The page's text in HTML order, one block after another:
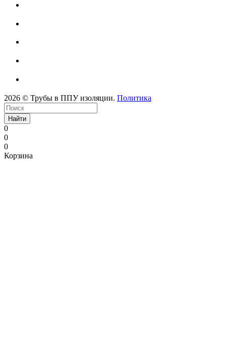
2026 © Трубы в ППУ изоляции. Политика
Найти
0
0
0
Корзина